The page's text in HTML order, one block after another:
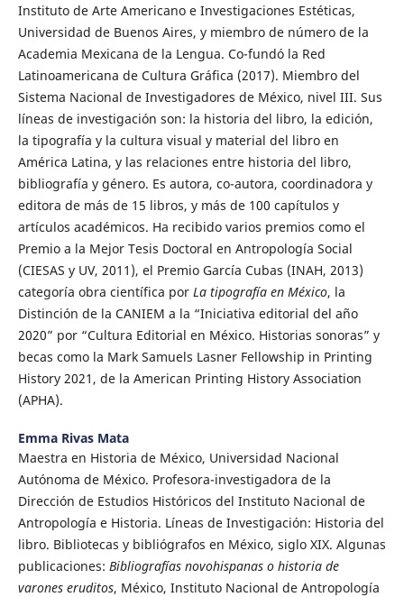
Instituto de Arte Americano e Investigaciones Estéticas,
Universidad de Buenos Aires, y miembro de número de la
Academia Mexicana de la Lengua. Co-fundó la Red
Latinoamericana de Cultura Gráfica (2017). Miembro del
Sistema Nacional de Investigadores de México, nivel III. Sus
líneas de investigación son: la historia del libro, la edición,
la tipografía y la cultura visual y material del libro en
América Latina, y las relaciones entre historia del libro,
bibliografía y género. Es autora, co-autora, coordinadora y
editora de más de 15 libros, y más de 100 capítulos y
artículos académicos. Ha recibido varios premios como el
Premio a la Mejor Tesis Doctoral en Antropología Social
(CIESAS y UV, 2011), el Premio García Cubas (INAH, 2013)
categoría obra científica por La tipografía en México, la
Distinción de la CANIEM a la “Iniciativa editorial del año
2020” por “Cultura Editorial en México. Historias sonoras” y
becas como la Mark Samuels Lasner Fellowship in Printing
History 2021, de la American Printing History Association
(APHA).
Emma Rivas Mata
Maestra en Historia de México, Universidad Nacional
Autónoma de México. Profesora-investigadora de la
Dirección de Estudios Históricos del Instituto Nacional de
Antropología e Historia. Líneas de Investigación: Historia del
libro. Bibliotecas y bibliógrafos en México, siglo XIX. Algunas
publicaciones: Bibliografías novohispanas o historia de
varones eruditos, México, Instituto Nacional de Antropología